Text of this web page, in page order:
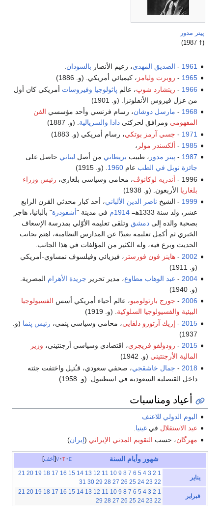
پيتر مدور
(† 1987)
1961
- الصديق المهدي، زعيم الأنصار بالسودان
1965
- روبرت وليامز ، كيميائي أمريكي. (و. 1886)
1966
- ريتشارد شوپ، عالم پاثولوجيا وفيروسات أمريكي كان أول
من عزل فيروس الأنفلونزا. (و. 1901)
1968
- مارسل دوشان، رسام فرنسي وأحد مؤسسي الفن
المفهومي ومرافق لحركتيدادا والسريالية. (و. 1887)
1971
- جسي آرمز بوتكي، رسام أمريكي (و. 1883)
1985
- ألكسندر مولر ،
1987
- پيتر مدور ، طبيب بريطاني من أصل لبناني حاصل على
جائزة نوبل في الطب عام1960. (و. 1915)
1996 -
أندريه لوكانوڤ، محامي وسياسي بلغاري، رئيس وزراء
بلغاريا الأربعون. (و. 1938)
1999 - الشيخ ناصر الدين الألباني، أحد كبار محدثي القرن الرابع
عشر، ولد سنة 1333ه‍=
1914م في مدينة "أشقودرة" بألبانيا، هاجر
بصحبة والده إلىدمشق وتلقى تعليمه الأوّلي بمدرسة الإسعاف
الخيري ثم أكمل تعليمه بعيدًا عن المدارس النظامية، اهتم بجانب
الحديث وبرع فيه، وله الكثير من المؤلفات في هذا الجانب.
2002
-هاينز فون فورستر ، فيزيائي وفيلسوف نمساوي-أمريكي
(و. 1911)
2004
- عبد الوهاب مطاوع، مدير تحرير جريدة الأهرام المصرية.
(و. 1940)
2006
- جورج بارتولوميو، عالم أحياء أمريكي أسس الفسيولوجيا
البيئية والفسيولوجيا السلوكية. (و. 1919)
2015
- إريك آرتورو دلڤايى، محامي وسياسي پنمي، رئيس پنما (و.
1937)
2015
- رودولفو فريجري، اقتصادي وسياسي أرجنتيني، وزير
المالية الأرجنتيني (و. 1942)
2018
- جمال خاشقجي، صحفي سعودي، قـُتـِل واختفت جثته
داخل القنصلية السعودية في اسطنبول. (و. 1958)
أعياد ومناسبات
اليوم الدولي للاعنف
عيد الاستقلال فيغينيا.
مهرگان، حسب التقويم المدني الإيراني (إيران)
أخف v t e شهور وأيام السنة
يناير
1
2
3
4
5
6
7
8
9
10
11
12
13
14
15
16
17
18
19
20
21
22
23
24
25
26
27
28
29
30
31
فبراير
1
2
3
4
5
6
7
8
9
10
11
12
13
14
15
16
17
18
19
20
21
22
23
24
25
26
27
28
29